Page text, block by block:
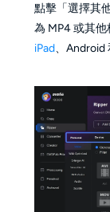
點擊「選擇其
為 MP4 或其
iPad、Android